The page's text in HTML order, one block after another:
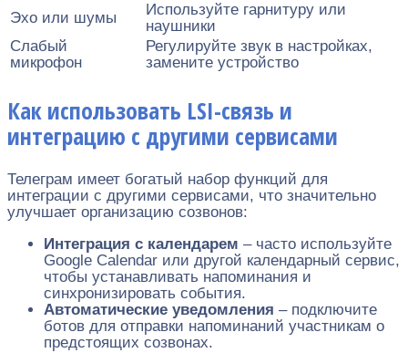
Эхо или шумы
Используйте гарнитуру или
наушники
Слабый
микрофон
Регулируйте звук в настройках,
замените устройство
Как использовать LSI-связь и
интеграцию с другими сервисами
Телеграм имеет богатый набор функций для
интеграции с другими сервисами, что значительно
улучшает организацию созвонов:
Интеграция с календарем – часто используйте
Google Calendar или другой календарный сервис,
чтобы устанавливать напоминания и
синхронизировать события.
Автоматические уведомления – подключите
ботов для отправки напоминаний участникам о
предстоящих созвонах.